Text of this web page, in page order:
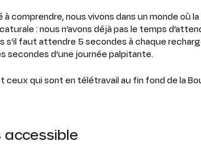
à comprendre, nous vivons dans un monde où
: nous n’avons déjà pas le temps
s’il faut attendre 5 secondes à chaque
secondes d’une journée palpitante.
ceux qui sont en télétravail au fin fond de la
accessible